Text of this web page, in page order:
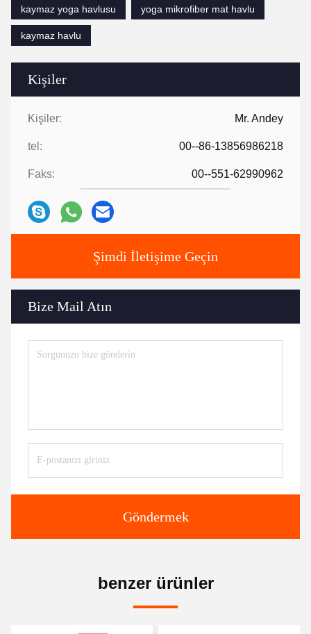
Kişiler
Kişiler: Mr. Andey
tel: 00--86-13856986218
Faks: 00--551-62990962
Şimdi İletişime Geçin
Bize Mail Atın
Göndermek
kaymaz yoga havlusu
yoga mikrofiber mat havlu
kaymaz havlu
benzer ürünler